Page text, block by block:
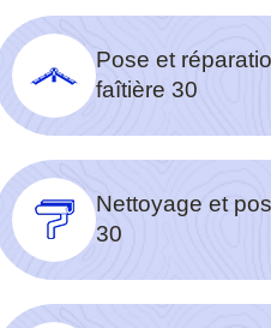
Pose et
faîtière 30
Nettoyage et
30